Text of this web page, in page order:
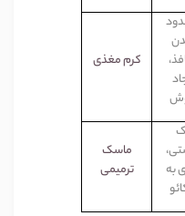
کرم مغذی
به
ماسک
ترمیمی